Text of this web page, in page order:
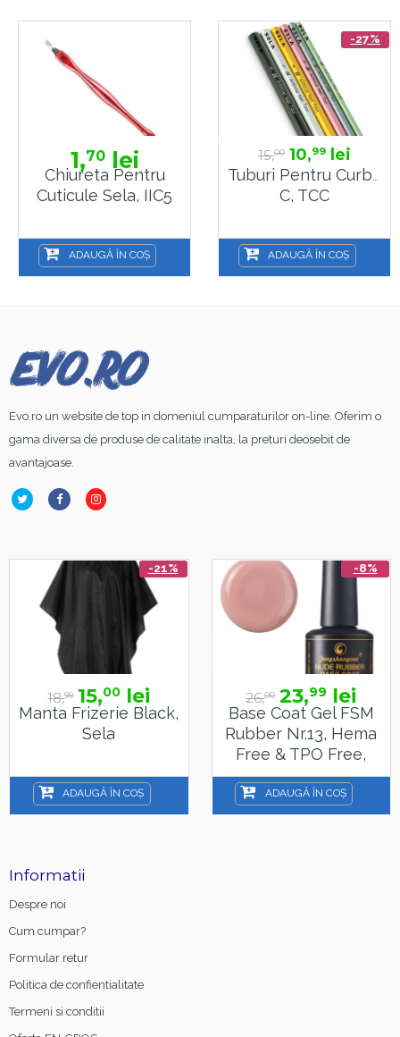
1,70lei
Chiureta Pentru
Cuticule Sela, IIC5
ADAUGĂ ÎN COȘ
-27%
15,00 10,99lei
Tuburi Pentru Curba
C, TCC
ADAUGĂ ÎN COȘ
Evo.ro un website de top in domeniul cumparaturilor on-line. Oferim o
gama diversa de produse de calitate inalta, la preturi deosebit de
avantajoase.
-21%
18,99 15,00 lei
Manta Frizerie Black,
Sela
ADAUGĂ ÎN COȘ
-8%
26,00 23,99 lei
Base Coat Gel FSM
Rubber Nr.13, Hema
Free & TPO Free,
15ml
ADAUGĂ ÎN COȘ
Informatii
Despre noi
Cum cumpar?
Formular retur
Politica de confientialitate
Termeni si conditii